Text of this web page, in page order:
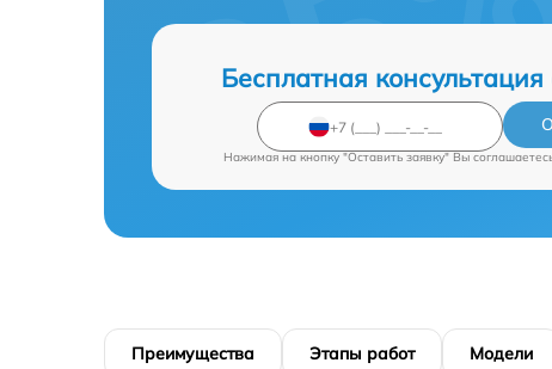
Бесплатная
Нажимая на кнопку "Оставить заявку" Вы
Преимущества Этапы работ Модели